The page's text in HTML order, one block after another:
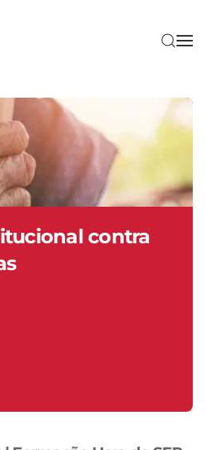
Qualificados/as no
da Violência